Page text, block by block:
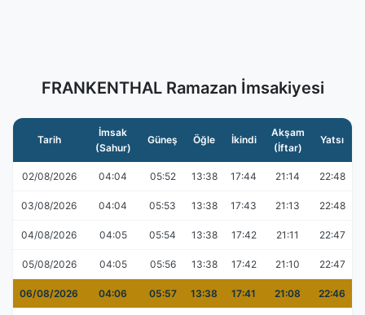
FRANKENTHAL Ramazan İmsakiyesi
Tarih
İmsak
(Sahur)
Güneş Öğle İkindi
Akşam
(İftar)
Yatsı
02/08/2026 04:04 05:52 13:38 17:44 21:14 22:48
03/08/2026 04:04 05:53 13:38 17:43 21:13 22:48
04/08/2026 04:05 05:54 13:38 17:42 21:11 22:47
05/08/2026 04:05 05:56 13:38 17:42 21:10 22:47
06/08/2026 04:06 05:57 13:38 17:41 21:08 22:46